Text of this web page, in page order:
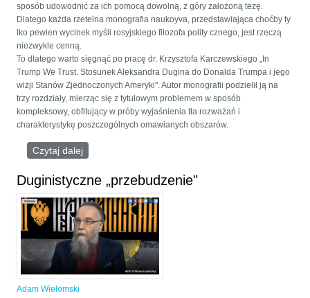
sposób udowodnić za ich pomocą dowolną, z góry założoną tezę.
Dlatego każda rzetelna monografia naukoyva, przedstawiająca choćby ty
lko pewien wycinek myśli rosyjskiego filozofa polity cznego, jest rzeczą
niezwykle cenną.
To dlatego warto sięgnąć po pracę dr. Krzysztofa Karczewskiego „In
Trump We Trust. Stosunek Aleksandra Dugina do Donalda Trumpa i jego
wizji Stanów Zjednoczonych Ameryki". Autor monografii podzielił ją na
trzy rozdziały, mierząc się z tytułowym problemem w sposób
kompleksowy, obfitujący w próby wyjaśnienia tła rozważań i
charakterystykę poszczególnych omawianych obszarów.
Czytaj dalej
Duginistyczne „przebudzenie"
Adam Wielomski